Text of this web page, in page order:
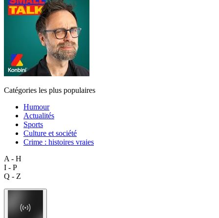
Catégories les plus populaires
Humour
Actualités
Sports
Culture et société
Crime : histoires vraies
A - H
I - P
Q - Z